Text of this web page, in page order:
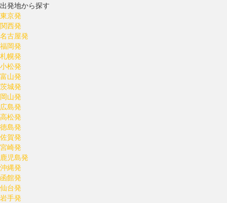
出発地から探す
東京発
関西発
名古屋発
福岡発
札幌発
小松発
富山発
茨城発
岡山発
広島発
高松発
徳島発
佐賀発
宮崎発
鹿児島発
沖縄発
函館発
仙台発
岩手発